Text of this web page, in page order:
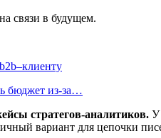
связи в будущем.
бюджет из-за…
стратегов-аналитиков. У
вариант для цепочки